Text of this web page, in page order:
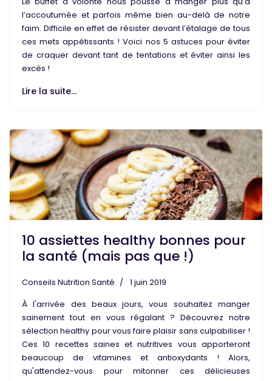
l’accoutumée et parfois même bien au-delà de notre
faim. Difficile en effet de résister devant l’étalage de tous
ces mets appétissants ! Voici nos 5 astuces pour éviter
de craquer devant tant detentations etéviter ainsi les
excès !
Lire la suite...
10 assiettes healthy bonnes pour
la santé (mais pas que !)
Conseils Nutrition Santé
1 juin 2019
À l'arrivée des beaux jours, vous souhaitez manger
sainement tout en vous régalant ? Découvrez notre
sélection healthy pour vous faireplaisir sans culpabiliser !
Ces 10 recettes saines et nutritives vous apporteront
beaucoup de vitamines et antioxydants ! Alors,
qu'attendez-vous pour mitonner ces délicieuses